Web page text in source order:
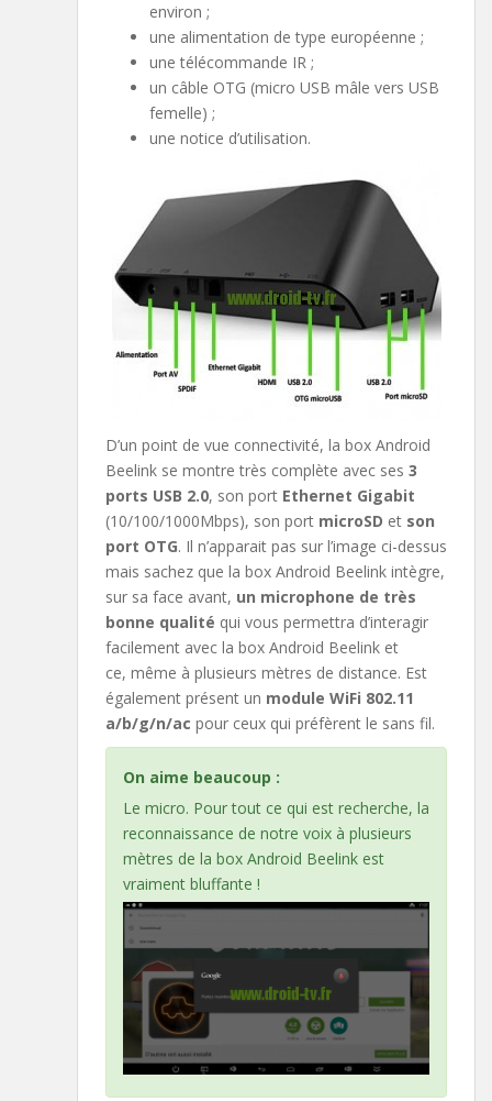
environ ;
une alimentation de type européenne ;
une télécommande IR ;
un câble OTG (micro USB mâle vers USB
femelle) ;
une notice d’utilisation.
D’un point de vue connectivité, la box Android
Beelink se montre très complète avec ses 3
ports USB 2.0, son port Ethernet Gigabit
(10/100/1000Mbps), son port microSD et son
port OTG. Il n’apparait pas sur l’image ci-dessus
mais sachez que la box Android Beelink intègre,
sur sa face avant, un microphone de très
bonne qualité qui vous permettra d’interagir
facilement avec la box Android Beelink et
ce, même à plusieurs mètres de distance. Est
également présent un module WiFi 802.11
a/b/g/n/ac pour ceux qui préfèrent le sans fil.
On aime beaucoup :
Le micro. Pour tout ce qui est recherche, la
reconnaissance de notre voix à plusieurs
mètres de la box Android Beelink est
vraiment bluffante !